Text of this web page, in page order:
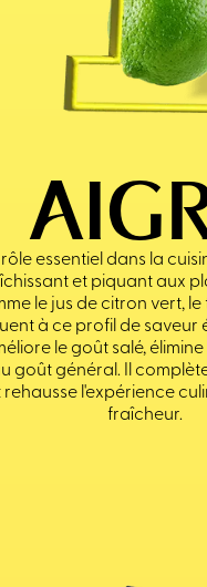
essentiel dans la
et piquant aux
le jus de citron vert,
à ce profil de saveur
le goût salé,
goût général. Il
l'expérience
fraîcheur.